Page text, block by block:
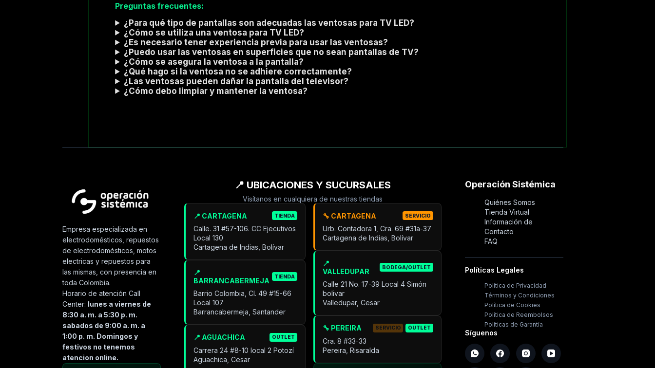
Preguntas frecuentes:
¿Para qué tipo de pantallas son adecuadas las ventosas para TV LED?
¿Cómo se utiliza una ventosa para TV LED?
¿Es necesario tener experiencia previa para usar las ventosas?
¿Puedo usar las ventosas en superficies que no sean pantallas de TV?
¿Cómo se asegura la ventosa a la pantalla?
¿Qué hago si la ventosa no se adhiere correctamente?
¿Las ventosas pueden dañar la pantalla del televisor?
¿Cómo debo limpiar y mantener la ventosa?
Empresa especializada en
electrodomésticos, repuestos
de electrodomésticos, motos
electricas y repuestos para
las mismas, con presencia en
toda Colombia.
Horario de atención Call
Center: lunes a viernes de
8:30 a. m. a 5:30 p. m.
sabados de 9:00 a. m. a
1:00 p. m. Domingos y
festivos no tenemos
atencion online.
📍 UBICACIONES Y SUCURSALES
Visítanos en cualquiera de nuestras tiendas
📍 CARTAGENA TIENDA
Calle. 31 #57-106. CC Ejecutivos
Local 130
Cartagena de Indias, Bolívar
📍
BARRANCABERMEJA
TIENDA
Barrio Colombia, Cl. 49 #15-66
Local 107
Barrancabermeja, Santander
📍 AGUACHICA OUTLET
Carrera 24 #8-10 local 2 Potozí
Aguachica, Cesar
🔧 CARTAGENA SERVICIO
Urb. Contadora 1, Cra. 69 #31a-37
Cartagena de Indias, Bolívar
📍
VALLEDUPAR
BODEGA/OUTLET
Calle 21 No. 17-39 Local 4 Simón
bolivar
Valledupar, Cesar
🔧 PEREIRA SERVICIO OUTLET
Cra. 8 #33-33
Pereira, Risaralda
Operación Sistémica
Quiénes Somos
Tienda Virtual
Información de
Contacto
FAQ
Políticas Legales
Política de Privacidad
Términos y Condiciones
Política de Cookies
Política de Reembolsos
Políticas de Garantía
Síguenos